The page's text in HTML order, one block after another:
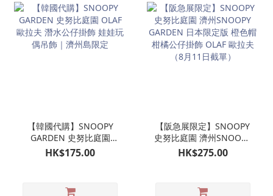
【韓國代購】SNOOPY
GARDEN 史努比庭園
OLAF 歐拉夫 潛水公仔掛
飾 娃娃玩偶吊飾｜濟州島
HK$175.00
【阪急展限定】SNOOPY
史努比庭園 濟州SNOOPY
GARDEN 日本限定版 橙色
帽柑橘公仔掛飾 OLAF 歐
HK$275.00